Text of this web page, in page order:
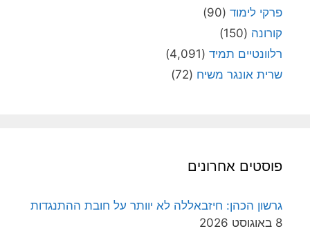
פרקי לימוד (90)
קורונה (150)
רלוונטיים תמיד (4,091)
שרית אונגר משיח (72)
פוסטים אחרונים
גרשון הכהן: חיזבאללה לא יוותר על חובת ההתנגדות
8 באוגוסט 2026